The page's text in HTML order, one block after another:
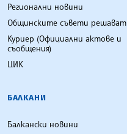
Регионални новини
Общинските съвети решават
Куриер (Официални актове и
съобщения)
ЦИК
БАЛКАНИ
Балкански новини